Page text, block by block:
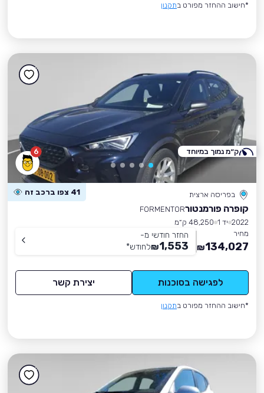
*חישוב ההחזר מפורט בתקנון
6
בפריסה ארצית 41 צפו ברכב זה
קופרה פורמנטורFORMENTOR
2022 יד 1
48,250 ק״מ
מחיר
134,027
₪
החזר חודשי מ-
1,553
₪לחודש*
לפגישה בסוכנות יצירת קשר
*חישוב ההחזר מפורט בתקנון
ק״מ נמוך במיוחד